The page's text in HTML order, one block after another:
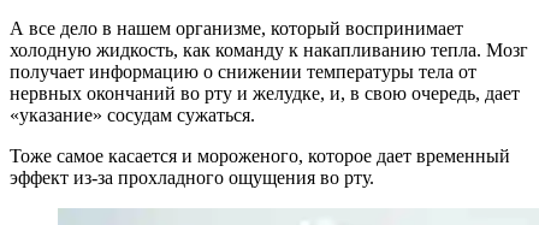
А все дело в нашем организме, который воспринимает
холодную жидкость, как команду к накапливанию тепла. Мозг
получает информацию о снижении температуры тела от
нервных окончаний во рту и желудке, и, в свою очередь, дает
«указание» сосудам сужаться.
Тоже самое касается и мороженого, которое дает временный
эффект из-за прохладного ощущения во рту.